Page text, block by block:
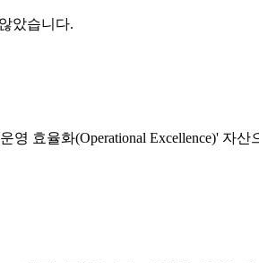
았습니다.
효율화(Operational Excellence)' 자